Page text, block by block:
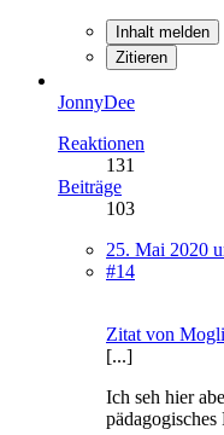
Inhalt melden
Zitieren
JonnyDee
Reaktionen
131
Beiträge
103
25. Mai 2020
#14
Zitat von Mogli
[...]
Ich seh hier
pädagogisches